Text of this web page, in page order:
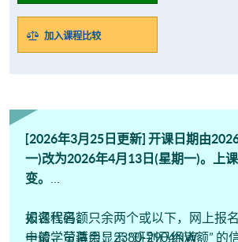
加入课程比较
[2026年3月25日更新] 开课日期由
一)改为2026年4月13日(星期一)。上
变。
报名代码：
一般学员适用：2380-2904NW
如课程名额只余两个或以下，网上报
申请，萤幕会显示 “班别已经满额” 的